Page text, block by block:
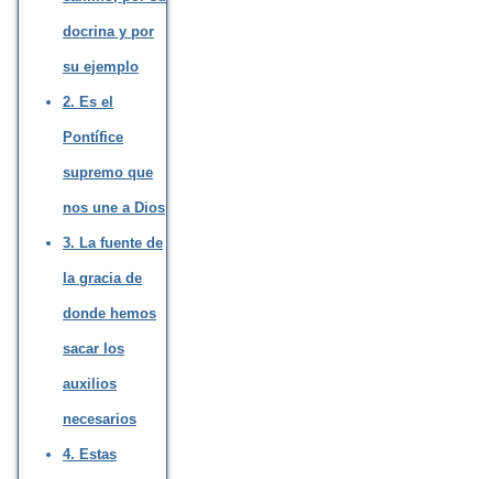
docrina y por
su ejemplo
2. Es el
Pontífice
supremo que
nos une a Dios
3. La fuente de
la gracia de
donde hemos
sacar los
auxilios
necesarios
4. Estas